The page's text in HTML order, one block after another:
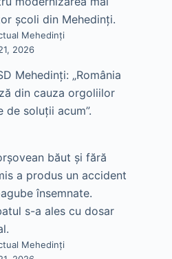
școli din Mehedinți.
Mehedinți
2026
Mehedinți: „România
din cauza orgoliilor
de soluții acum”.
băut și fără
a produs un accident
însemnate.
s-a ales cu dosar
Mehedinți